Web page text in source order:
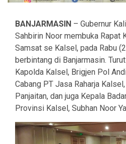
BANJARMASIN – Gubernur
Sahbirin Noor membuka Rapat
Samsat se Kalsel, pada Rabu
berbintang di Banjarmasin.
Kapolda Kalsel, Brigjen Pol
Cabang PT Jasa Raharja
Panjaitan, dan juga Kepala
Provinsi Kalsel, Subhan Noor